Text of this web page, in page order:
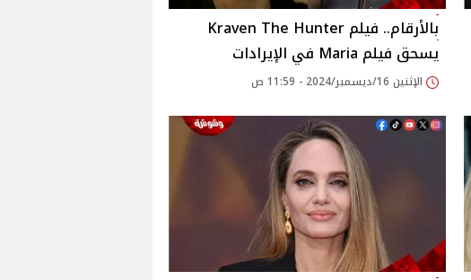
بالأرقام.. فيلم Kraven The Hunter
يسحق فيلم Maria في الإيرادات
الإثنين 16/ديسمبر/2024 - 11:59 ص